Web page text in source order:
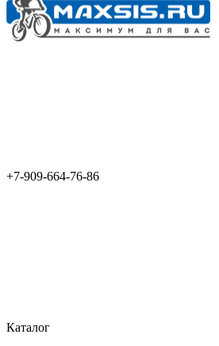
+7-909-664-76-86
Каталог